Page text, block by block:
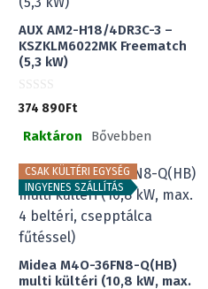
AUX AM2-H18/4DR3C-3 –
KSZKLM6022MK Freematch
(5,3 kW)
0
a
l
374 890Ft
Raktáron Bővebben
CSAK KÜLTÉRI EGYSÉG
INGYENES SZÁLLÍTÁS
Midea M4O-36FN8-Q(HB)
multi kültéri (10,8 kW, max.